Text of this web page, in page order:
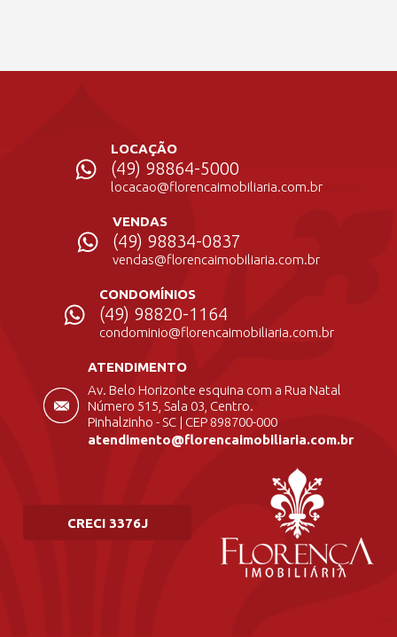
LOCAÇÃO
(49) 98864-5000
locacao@florencaimobiliaria.com.br
VENDAS
(49) 98834-0837
vendas@florencaimobiliaria.com.br
CONDOMÍNIOS
(49) 98820-1164
condominio@florencaimobiliaria.com.br
ATENDIMENTO
Av. Belo Horizonte esquina com a Rua Natal
Número 515, Sala 03, Centro.
Pinhalzinho - SC | CEP 898700-000
atendimento@florencaimobiliaria.com.br
CRECI 3376J